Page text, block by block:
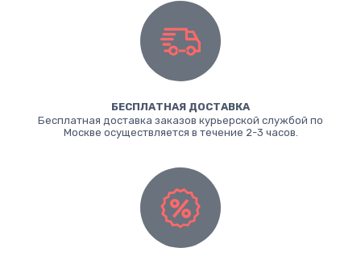
БЕСПЛАТНАЯ ДОСТАВКА
Бесплатная доставка заказов курьерской службой по
Москве осуществляется в течение 2-3 часов.